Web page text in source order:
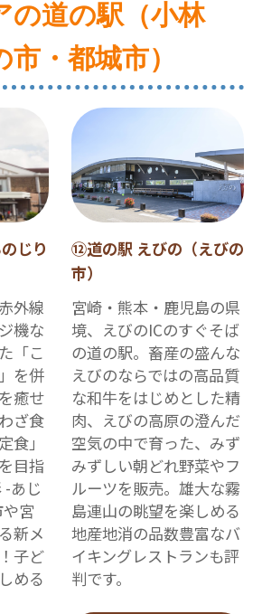
の道の駅（小林
・都城市）
じり
外線
機な
「こ
を併
癒せ
ざ食
食」
目指
-あじ
宮
新メ
子ど
める
⑫道の駅 えびの（えびの
市）
宮崎・熊本・鹿児島の県
境、えびのICのすぐそば
の道の駅。畜産の盛んな
えびのならではの高品質
な和牛をはじめとした精
肉、えびの高原の澄んだ
空気の中で育った、みず
みずしい朝どれ野菜やフ
ルーツを販売。雄大な霧
島連山の眺望を楽しめる
地産地消の品数豊富なバ
イキングレストランも評
判です。